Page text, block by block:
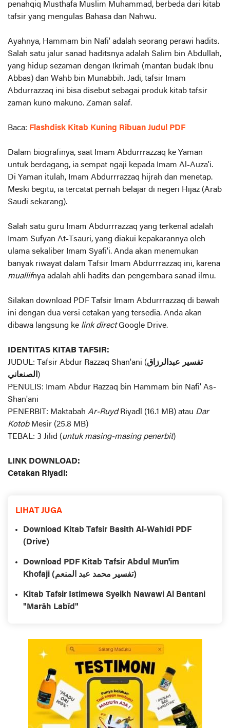
penahqiq Musthafa Muslim Muhammad, berbeda dari kitab
tafsir yang mengulas Bahasa dan Nahwu.
Ayahnya, Hammam bin Nafi' adalah seorang perawi hadits.
Salah satu jalur sanad haditsnya adalah Salim bin Abdullah,
yang hidup sezaman dengan Ikrimah (mantan budak Ibnu
Abbas) dan Wahb bin Munabbih. Jadi, tafsir Imam
Abdurrazzaq ini bisa disebut sebagai produk kitab tafsir
zaman kuno makuno. Zaman salaf.
Baca: Flashdisk Kitab Kuning Ribuan Judul PDF
Dalam biografinya, saat Imam Abdurrrazzaq ke Yaman
untuk berdagang, ia sempat ngaji kepada Imam Al-Auza'i.
Di Yaman itulah, Imam Abdurrrazzaq hijrah dan menetap.
Meski begitu, ia tercatat pernah belajar di negeri Hijaz (Arab
Saudi sekarang).
Salah satu guru Imam Abdurrrazzaq yang terkenal adalah
Imam Sufyan At-Tsauri, yang diakui kepakarannya oleh
ulama sekaliber Imam Syafi'i. Anda akan menemukan
banyak riwayat dalam Tafsir Imam Abdurrrazzaq ini, karena
muallifnya adalah ahli hadits dan pengembara sanad ilmu.
Silakan download PDF Tafsir Imam Abdurrrazzaq di bawah
ini dengan dua versi cetakan yang tersedia. Anda akan
dibawa langsung ke link directGoogle Drive.
IDENTITAS KITAB TAFSIR:
JUDUL: Tafsir Abdur Razzaq Shan'ani (تفسير عبدالرزاق
الصنعاني )
PENULIS: Imam Abdur Razzaq bin Hammam bin Nafi' As-
Shan'ani
PENERBIT: Maktabah Ar-RuydRiyadl (16.1 MB) atau Dar
KotobMesir (25.8 MB)
TEBAL: 3 Jilid (untuk masing-masing penerbit)
LINK DOWNLOAD:
Cetakan Riyadl:
LIHAT JUGA
Download Kitab Tafsir Basith Al-Wahidi PDF
(Drive)
Download PDF Kitab Tafsir Abdul Mun'im
Khofaji (تفسير محمد عبد المنعم)
Kitab Tafsir Istimewa Syeikh Nawawi Al Bantani
"Marâh Labîd"